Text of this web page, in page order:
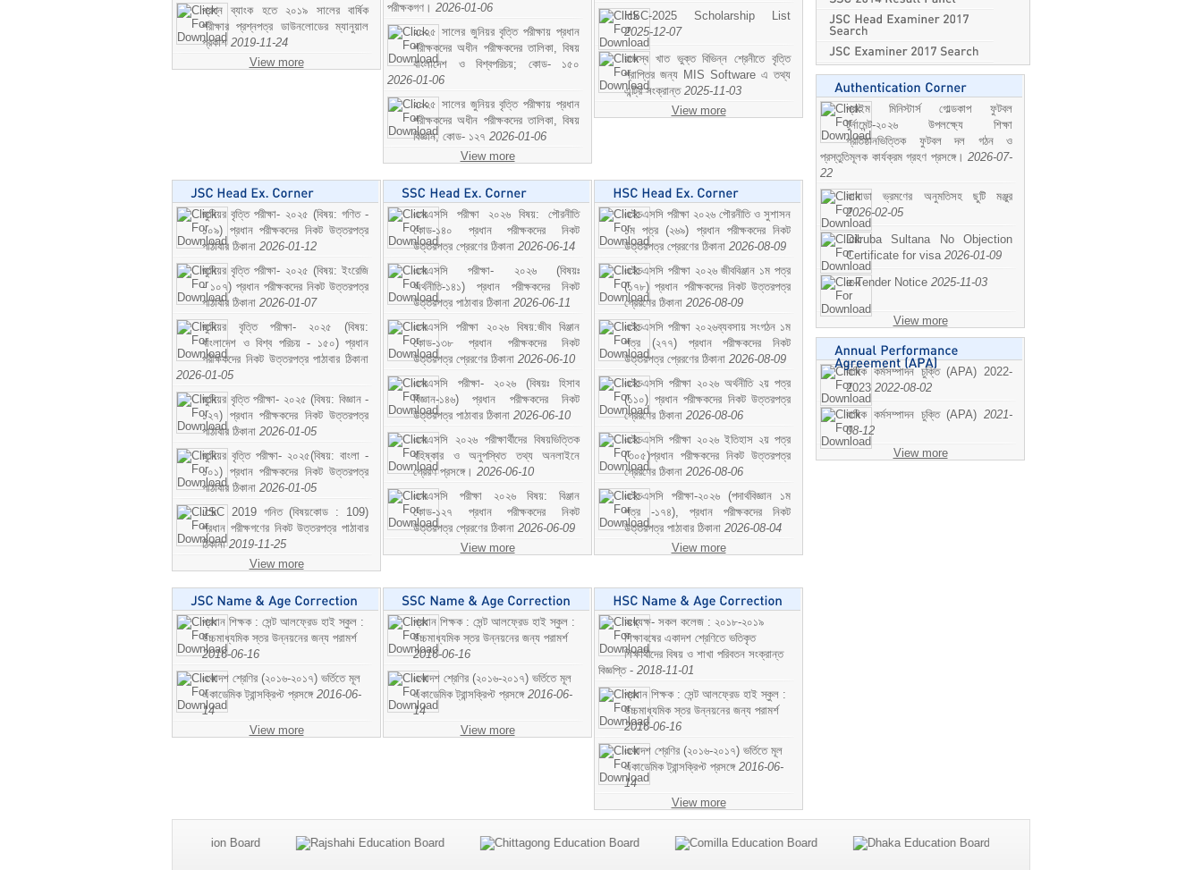
প্রশ্ন ব্যাংক হতে ২০১৯ সালের বার্ষিক
পরীক্ষার প্রশ্নপত্র ডাউনলোডের ম্যানুয়াল
প্রকাশ 2019-11-24
View more
পরীক্ষকগণ। 2026-01-06
২০২৫ সালের জুনিয়র বৃত্তি পরীক্ষায় প্রধান
পরীক্ষকদের অধীন পরীক্ষকদের তালিকা, বিষয়
বাংলাদেশ ও বিশ্বপরিচয়; কোড- ১৫০
2026-01-06
২০২৫ সালের জুনিয়র বৃত্তি পরীক্ষায় প্রধান
পরীক্ষকদের অধীন পরীক্ষকদের তালিকা, বিষয়
বিজ্ঞান; কোড- ১২৭ 2026-01-06
View more
HSC-2025 Scholarship List
2025-12-07
রাজস্ব খাত ভুক্ত বিভিন্ন শ্রেনীতে বৃত্তি
প্রাপ্তির জন্য MIS Software এ তথ্য
এন্ট্রি সংক্রান্ত 2025-11-03
View more
জুনিয়র বৃত্তি পরীক্ষা- ২০২৫ (বিষয়: গণিত -
১০৯) প্রধান পরীক্ষকদের নিকট উত্তরপত্র
পাঠাবার ঠিকানা 2026-01-12
জুনিয়র বৃত্তি পরীক্ষা- ২০২৫ (বিষয়: ইংরেজি
- ১০৭) প্রধান পরীক্ষকদের নিকট উত্তরপত্র
পাঠাবার ঠিকানা 2026-01-07
জুনিয়র বৃত্তি পরীক্ষা- ২০২৫ (বিষয়:
বাংলাদেশ ও বিশ্ব পরিচয় - ১৫০) প্রধান
পরীক্ষকদের নিকট উত্তরপত্র পাঠাবার ঠিকানা
2026-01-05
জুনিয়র বৃত্তি পরীক্ষা- ২০২৫ (বিষয়: বিজ্ঞান -
১২৭) প্রধান পরীক্ষকদের নিকট উত্তরপত্র
পাঠাবার ঠিকানা 2026-01-05
জুনিয়র বৃত্তি পরীক্ষা- ২০২৫(বিষয়: বাংলা -
১০১) প্রধান পরীক্ষকদের নিকট উত্তরপত্র
পাঠাবার ঠিকানা 2026-01-05
JSC 2019 গনিত (বিষয়কোড : 109)
প্রধান পরীক্ষগণের নিকট উত্তরপত্র পাঠাবার
ঠিকানা2019-11-25
View more
এসএসসি পরীক্ষা ২০২৬ বিষয়: পৌরনীতি
কোড-১৪০ প্রধান পরীক্ষকদের নিকট
উত্তরপত্র প্রেরণের ঠিকানা 2026-06-14
এসএসসি পরীক্ষা- ২০২৬ (বিষয়ঃ
অর্থনীতি-১৪১) প্রধান পরীক্ষকদের নিকট
উত্তরপত্র পাঠাবার ঠিকানা 2026-06-11
এসএসসি পরীক্ষা ২০২৬ বিষয়:জীব বিঞ্জান
কোড-১৩৮ প্রধান পরীক্ষকদের নিকট
উত্তরপত্র প্রেরণের ঠিকানা 2026-06-10
এসএসসি পরীক্ষা- ২০২৬ (বিষয়ঃ হিসাব
বিজ্ঞান-১৪৬) প্রধান পরীক্ষকদের নিকট
উত্তরপত্র পাঠাবার ঠিকানা 2026-06-10
এসএসসি ২০২৬ পরীক্ষার্থীদের বিষয়ভিত্তিক
বহিষ্কার ও অনুপস্থিত তথ্য অনলাইনে
প্রেরণ প্রসঙ্গে। 2026-06-10
এসএসসি পরীক্ষা ২০২৬ বিষয়: বিঞ্জান
কোড-১২৭ প্রধান পরীক্ষকদের নিকট
উত্তরপত্র প্রেরণের ঠিকানা 2026-06-09
View more
এইচএসসি পরীক্ষা ২০২৬ পৌরনীতি ও সুশাসন
১ম পত্র (২৬৯) প্রধান পরীক্ষকদের নিকট
উত্তরপত্র প্রেরণের ঠিকানা 2026-08-09
এইচএসসি পরীক্ষা ২০২৬ জীববিঞ্জান ১ম পত্র
(১৭৮) প্রধান পরীক্ষকদের নিকট উত্তরপত্র
প্রেরণের ঠিকানা 2026-08-09
এইচএসসি পরীক্ষা ২০২৬ব্যবসায় সংগঠন ১ম
পত্র (২৭৭) প্রধান পরীক্ষকদের নিকট
উত্তরপত্র প্রেরণের ঠিকানা 2026-08-09
এইচএসসি পরীক্ষা ২০২৬ অর্থনীতি ২য় পত্র
(১১০) প্রধান পরীক্ষকদের নিকট উত্তরপত্র
প্রেরণের ঠিকানা 2026-08-06
এইচএসসি পরীক্ষা ২০২৬ ইতিহাস ২য় পত্র
(৩০৫)প্রধান পরীক্ষকদের নিকট উত্তরপত্র
প্রেরণের ঠিকানা 2026-08-06
এইচএসসি পরীক্ষা-২০২৬ (পদার্থবিজ্ঞান ১ম
পত্র -১৭৪), প্রধান পরীক্ষকদের নিকট
উত্তরপত্র পাঠাবার ঠিকানা 2026-08-04
View more
প্রধান শিক্ষক : সেন্ট আলফ্রেড হাই স্কুল :
উচ্চমাধ্যমিক স্তর উন্নয়নের জন্য পরামর্শ
2016-06-16
একাদশ শ্রেণির (২০১৬-২০১৭) ভর্তিতে মূল
একাডেমিক ট্রান্সক্রিপ্ট প্রসঙ্গে 2016-06-
14
View more
প্রধান শিক্ষক : সেন্ট আলফ্রেড হাই স্কুল :
উচ্চমাধ্যমিক স্তর উন্নয়নের জন্য পরামর্শ
2016-06-16
একাদশ শ্রেণির (২০১৬-২০১৭) ভর্তিতে মূল
একাডেমিক ট্রান্সক্রিপ্ট প্রসঙ্গে 2016-06-
14
View more
অধ্যক্ষ- সকল কলেজ : ২০১৮-২০১৯
শিক্ষাবষের একাদশ শ্রেণিতে ভতিকৃত
শিক্ষাথীদের বিষয় ও শাখা পরিবতন সংক্রান্ত
বিজ্ঞপ্তি - 2018-11-01
প্রধান শিক্ষক : সেন্ট আলফ্রেড হাই স্কুল :
উচ্চমাধ্যমিক স্তর উন্নয়নের জন্য পরামর্শ
2016-06-16
একাদশ শ্রেণির (২০১৬-২০১৭) ভর্তিতে মূল
একাডেমিক ট্রান্সক্রিপ্ট প্রসঙ্গে 2016-06-
14
View more
প্রাইম মিনিস্টার্স গোল্ডকাপ ফুটবল
টুর্নামেন্ট-২০২৬ উপলক্ষ্যে শিক্ষা
প্রতিষ্ঠানভিত্তিক ফুটবল দল গঠন ও
প্রস্তুতিমূলক কার্যক্রম গ্রহণ প্রসঙ্গে। 2026-07-
22
কানাডা ভ্রমণের অনুমতিসহ ছুটি মঞ্জুর
2026-02-05
Dilruba Sultana No Objection
Certificate for visa 2026-01-09
e-Tender Notice 2025-11-03
View more
বাষিক কর্মসম্পাদন চুক্তি (APA) 2022-
2023 2022-08-02
বাষিক কর্মসম্পাদন চুক্তি (APA) 2021-
08-12
View more